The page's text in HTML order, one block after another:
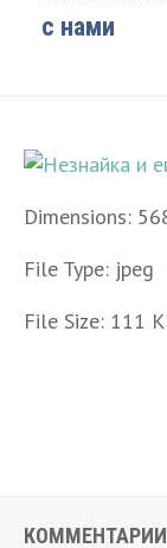
с нами
Dimensions:
File Type: jpeg
File Size: 111
КОММЕНТАРИИ